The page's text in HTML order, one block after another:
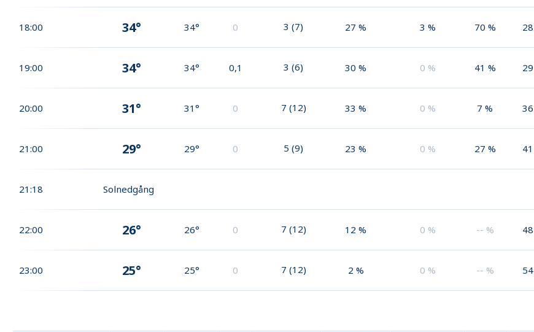
18:00 34° 34° 0 3 (7) 27 % 3 % 70 % 28
19:00 34° 34° 0,1 3 (6) 30 % 0 % 41 % 29
20:00 31° 31° 0 7 (12) 33 % 0 % 7 % 36
21:00 29° 29° 0 5 (9) 23 % 0 % 27 % 41
21:18 Solnedgång
22:00 26° 26° 0 7 (12) 12 % 0 % -- % 48
23:00 25° 25° 0 7 (12) 2 % 0 % -- % 54